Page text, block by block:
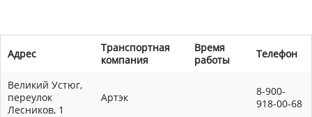
Адрес
Транспортная
компания
Время
работы
Телефон
Великий Устюг,
переулок
Лесников, 1
Артэк
8-900-
918-00-68